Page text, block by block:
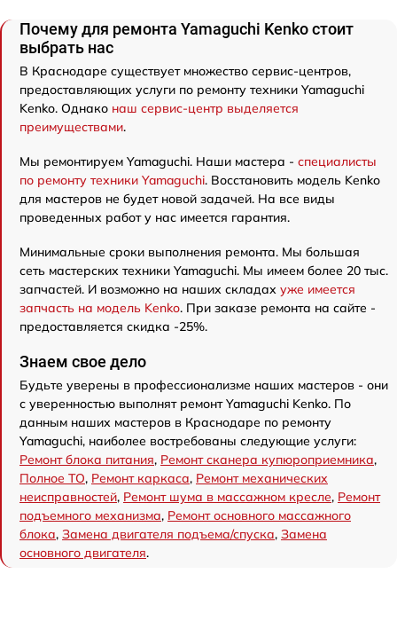
Почему для ремонта Yamaguchi Kenko стоит
выбрать нас
В Краснодаре существует множество сервис-центров,
предоставляющих услуги по ремонту техники Yamaguchi
Kenko. Однако наш сервис-центр выделяется
преимуществами.
Мы ремонтируем Yamaguchi. Наши мастера - специалисты
по ремонту техники Yamaguchi. Восстановить модель Kenko
для мастеров не будет новой задачей. На все виды
проведенных работ у нас имеется гарантия.
Минимальные сроки выполнения ремонта. Мы большая
сеть мастерских техники Yamaguchi. Мы имеем более 20 тыс.
запчастей. И возможно на наших складах уже имеется
запчасть на модель Kenko. При заказе ремонта на сайте -
предоставляется скидка -25%.
Знаем свое дело
Будьте уверены в профессионализме наших мастеров - они
с уверенностью выполнят ремонт Yamaguchi Kenko. По
данным наших мастеров в Краснодаре по ремонту
Yamaguchi, наиболее востребованы следующие услуги:
Ремонт блока питания, Ремонт сканера купюроприемника,
Полное ТО, Ремонт каркаса, Ремонт механических
неисправностей, Ремонт шума в массажном кресле, Ремонт
подъемного механизма, Ремонт основного массажного
блока, Замена двигателя подъема/спуска, Замена
основного двигателя.